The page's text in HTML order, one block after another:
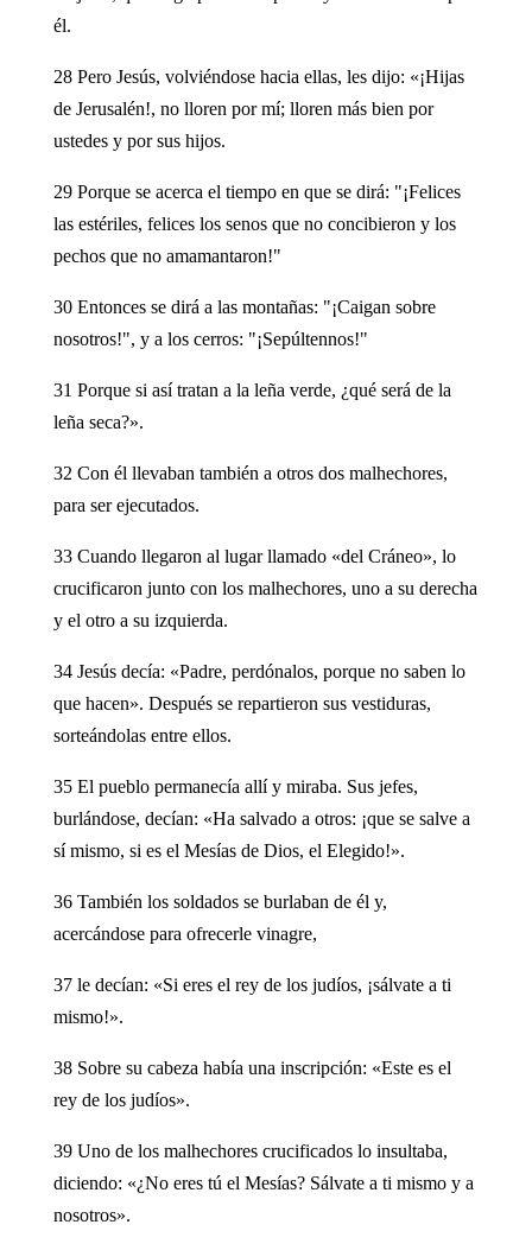
él.
28 Pero Jesús, volviéndose hacia ellas, les dijo: «¡Hijas
de Jerusalén!, no lloren por mí; lloren más bien por
ustedes y por sus hijos.
29 Porque se acerca el tiempo en que se dirá: "¡Felices
las estériles, felices los senos que no concibieron y los
pechos que no amamantaron!"
30 Entonces se dirá a las montañas: "¡Caigan sobre
nosotros!", y a los cerros: "¡Sepúltennos!"
31 Porque si así tratan a la leña verde, ¿qué será de la
leña seca?».
32 Con él llevaban también a otros dos malhechores,
para ser ejecutados.
33 Cuando llegaron al lugar llamado «del Cráneo», lo
crucificaron junto con los malhechores, uno a su derecha
y el otro a su izquierda.
34 Jesús decía: «Padre, perdónalos, porque no saben lo
que hacen». Después se repartieron sus vestiduras,
sorteándolas entre ellos.
35 El pueblo permanecía allí y miraba. Sus jefes,
burlándose, decían: «Ha salvado a otros: ¡que se salve a
sí mismo, si es el Mesías de Dios, el Elegido!».
36 También los soldados se burlaban de él y,
acercándose para ofrecerle vinagre,
37 le decían: «Si eres el rey de los judíos, ¡sálvate a ti
mismo!».
38 Sobre su cabeza había una inscripción: «Este es el
rey de los judíos».
39 Uno de los malhechores crucificados lo insultaba,
diciendo: «¿No eres tú el Mesías? Sálvate a ti mismo y a
nosotros».